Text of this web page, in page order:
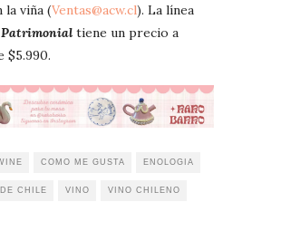
la viña (Ventas@acw.cl). La línea
tiene un precio a
$5.990.
COMO ME GUSTA ENOLOGIA
CHILE VINO VINO CHILENO